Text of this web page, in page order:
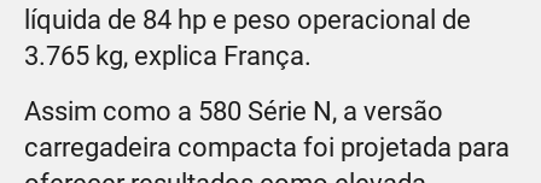
líquida de 84 hp e peso operacional de
3.765 kg, explica França.
Assim como a 580 Série N, a versão
carregadeira compacta foi projetada para